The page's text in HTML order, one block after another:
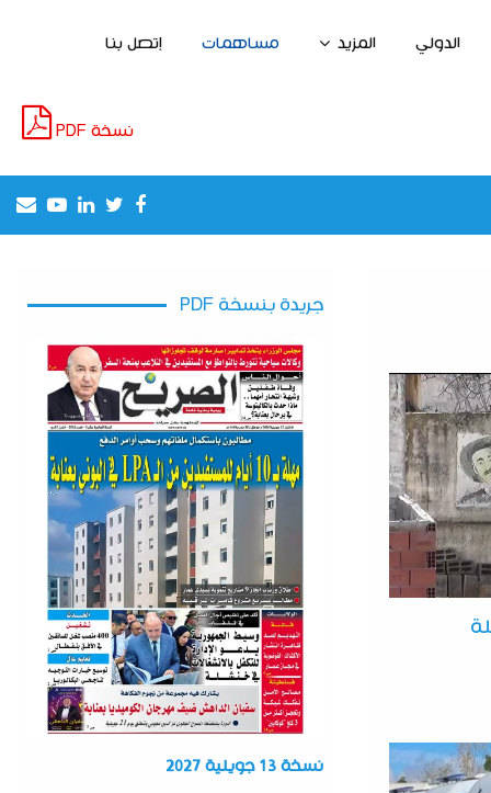
الدولي المزيد مساهمات إتصل بنا
نسخة PDF
ديوان التطهير والبلدية يتجاهلان أقبية
Facebook
Twitter
Linkedin
جريدة بنسخة PDF
نسخة 13 جويلية 2027